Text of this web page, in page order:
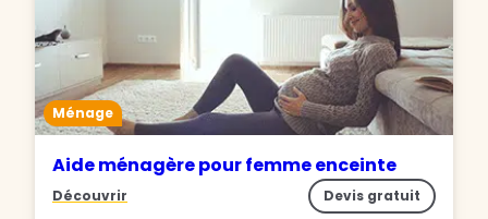
Ménage
Aide ménagère pour femme enceinte
Découvrir Devis gratuit